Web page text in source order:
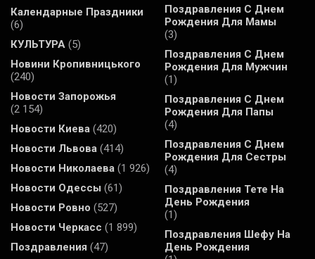
Календарные Праздники
(6)
КУЛЬТУРА (5)
Новини Кропивницького
(240)
Новости Запорожья
(2 154)
Новости Киева (420)
Новости Львова (414)
Новости Николаева (1 926)
Новости Одессы (61)
Новости Ровно (527)
Новости Черкасс (1 899)
Поздравления (47)
Поздравления С Днем
Рождения Для Мамы
(3)
Поздравления С Днем
Рождения Для Мужчин
(1)
Поздравления С Днем
Рождения Для Папы
(4)
Поздравления С Днем
Рождения Для Сестры
(4)
Поздравления Тете На
День Рождения
(1)
Поздравления Шефу На
День Рождения